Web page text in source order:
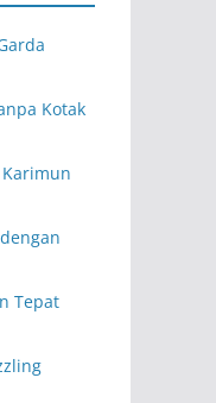
Kotak
Karimun
Tepat